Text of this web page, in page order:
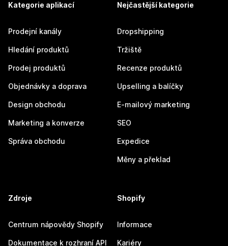
Kategorie aplikací
Prodejní kanály
Hledání produktů
Prodej produktů
Objednávky a doprava
Design obchodu
Marketing a konverze
Správa obchodu
Nejčastější kategorie
Dropshipping
Tržiště
Recenze produktů
Upselling a balíčky
E-mailový marketing
SEO
Expedice
Měny a překlad
Zdroje
Centrum nápovědy Shopify
Dokumentace k rozhraní API
Shopify
Informace
Kariéry